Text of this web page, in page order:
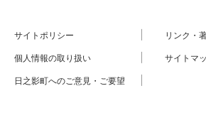
サイトポリシー リンク・
個人情報の取り扱い サイトマ
日之影町へのご意見・ご要望